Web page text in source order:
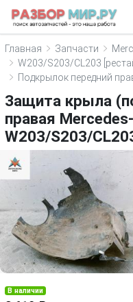
Главная Запчасти
W203/S203/CL203
Подкрылок передний
Защита крыла
правая
W203/S203/
В наличии